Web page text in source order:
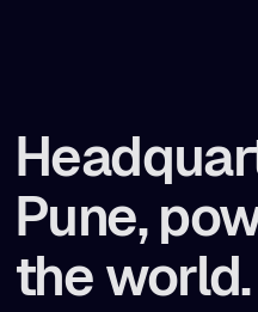
Pune,
the world.